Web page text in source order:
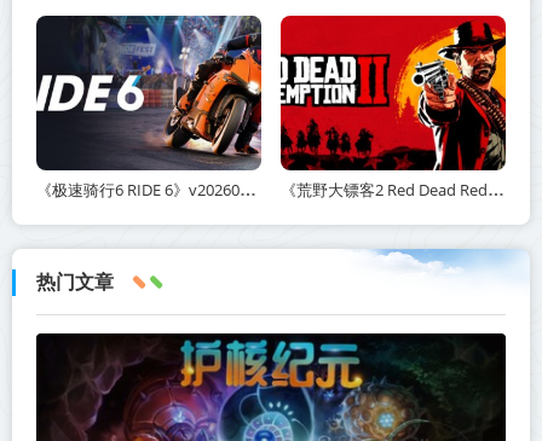
《极速骑行6 RIDE 6》v20260511-免安装中文版丨中文版网盘下载 《荒野大镖客2 Red Dead Redemption 2》v1491.50-打包mod+送修改器丨中文版网盘下载
热门文章